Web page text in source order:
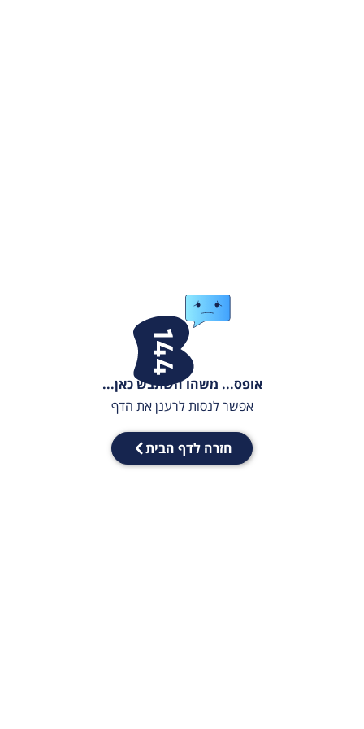
אופס... משהו השתבש כאן...
אפשר לנסות לרענן את הדף
חזרה לדף הבית